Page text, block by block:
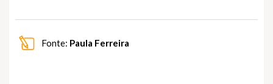
Fonte: Paula Ferreira